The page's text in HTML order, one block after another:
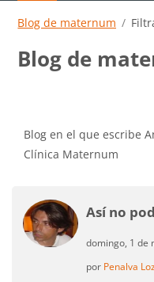
Blog de maternum
Blog de
Blog en el que escribe
Clínica Maternum
Así no
domingo, 1 de
por Penalva